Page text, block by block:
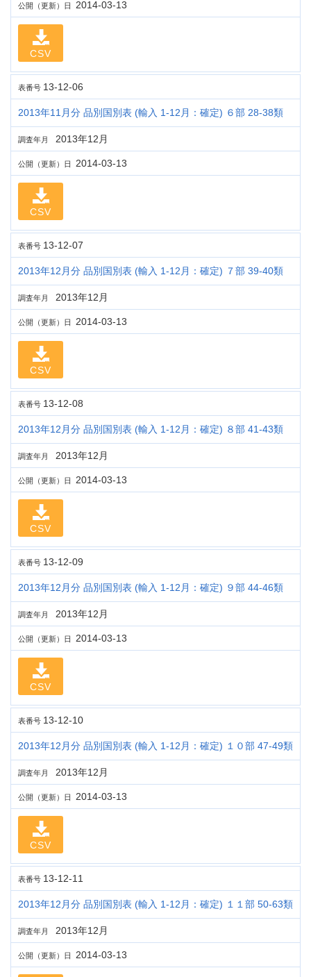
公開（更新）日 2014-03-13
CSV
表番号 13-12-06
2013年11月分 品別国別表 (輸入 1-12月：確定) ６部 28-38類
調査年月 2013年12月
公開（更新）日 2014-03-13
CSV
表番号 13-12-07
2013年12月分 品別国別表 (輸入 1-12月：確定) ７部 39-40類
調査年月 2013年12月
公開（更新）日 2014-03-13
CSV
表番号 13-12-08
2013年12月分 品別国別表 (輸入 1-12月：確定) ８部 41-43類
調査年月 2013年12月
公開（更新）日 2014-03-13
CSV
表番号 13-12-09
2013年12月分 品別国別表 (輸入 1-12月：確定) ９部 44-46類
調査年月 2013年12月
公開（更新）日 2014-03-13
CSV
表番号 13-12-10
2013年12月分 品別国別表 (輸入 1-12月：確定) １０部 47-49類
調査年月 2013年12月
公開（更新）日 2014-03-13
CSV
表番号 13-12-11
2013年12月分 品別国別表 (輸入 1-12月：確定) １１部 50-63類
調査年月 2013年12月
公開（更新）日 2014-03-13